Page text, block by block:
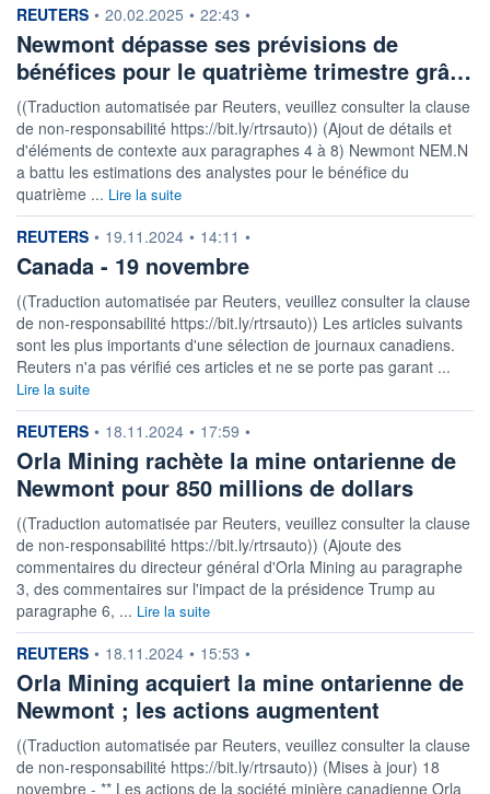
information fournie par
REUTERS • 20.02.2025 • 22:43 •
Newmont dépasse ses prévisions de
bénéfices pour le quatrième trimestre grâ…
((Traduction automatisée par Reuters, veuillez consulter la clause
de non-responsabilité https://bit.ly/rtrsauto)) (Ajout de détails et
d'éléments de contexte aux paragraphes 4 à 8) Newmont NEM.N
a battu les estimations des analystes pour le bénéfice du
quatrième ... Lire la suite
information fournie par
REUTERS • 19.11.2024 • 14:11 •
Canada - 19 novembre
((Traduction automatisée par Reuters, veuillez consulter la clause
de non-responsabilité https://bit.ly/rtrsauto)) Les articles suivants
sont les plus importants d'une sélection de journaux canadiens.
Reuters n'a pas vérifié ces articles et ne se porte pas garant ...
Lire la suite
information fournie par
REUTERS • 18.11.2024 • 17:59 •
Orla Mining rachète la mine ontarienne de
Newmont pour 850 millions de dollars
((Traduction automatisée par Reuters, veuillez consulter la clause
de non-responsabilité https://bit.ly/rtrsauto)) (Ajoute des
commentaires du directeur général d'Orla Mining au paragraphe
3, des commentaires sur l'impact de la présidence Trump au
paragraphe 6, ... Lire la suite
information fournie par
REUTERS • 18.11.2024 • 15:53 •
Orla Mining acquiert la mine ontarienne de
Newmont ; les actions augmentent
((Traduction automatisée par Reuters, veuillez consulter la clause
de non-responsabilité https://bit.ly/rtrsauto)) (Mises à jour) 18
novembre - ** Les actions de la société minière canadienne Orla